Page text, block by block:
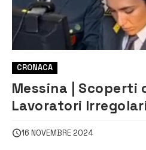
CRONACA
Messina | Scoperti
Lavoratori
euro
16 NOVEMBRE 2024